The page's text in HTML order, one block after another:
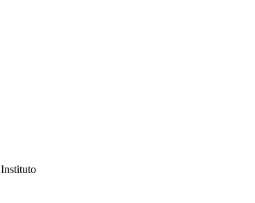
Instituto